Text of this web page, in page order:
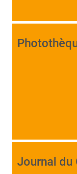
Journal du